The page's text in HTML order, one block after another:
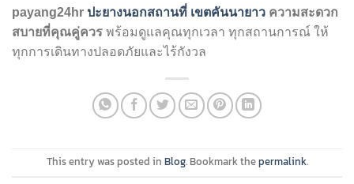
payang24hr ปะยางนอกสถานที่ เขตคันนายาว ความสะดวก
สบายที่คุณคู่ควร พร้อมดูแลคุณทุกเวลา ทุกสถานการณ์ ให้
ทุกการเดินทางปลอดภัยและไร้กังวล
This entry was posted in Blog. Bookmark thepermalink.